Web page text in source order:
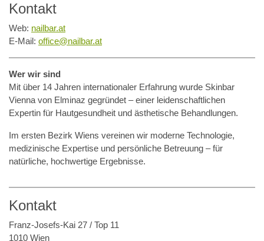
Kontakt
Web: nailbar.at
E-Mail: office@nailbar.at
Wer wir sind
Mit über 14 Jahren internationaler Erfahrung wurde Skinbar
Vienna von Elminaz gegründet – einer leidenschaftlichen
Expertin für Hautgesundheit und ästhetische Behandlungen.
Im ersten Bezirk Wiens vereinen wir moderne Technologie,
medizinische Expertise und persönliche Betreuung – für
natürliche, hochwertige Ergebnisse.
Kontakt
Franz-Josefs-Kai 27 / Top 11
1010 Wien